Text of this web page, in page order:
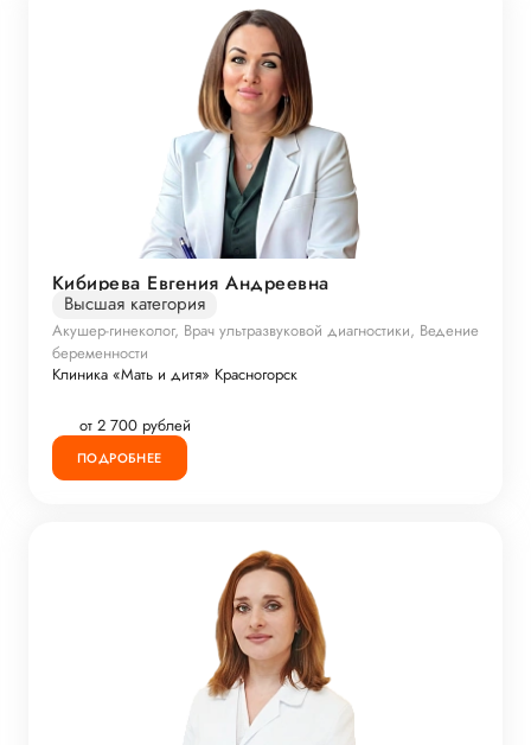
Кибирева Евгения Андреевна
Высшая категория
Акушер-гинеколог, Врач ультразвуковой диагностики, Ведение
беременности
Клиника «Мать и дитя» Красногорск
от 2 700 рублей
ПОДРОБНЕЕ